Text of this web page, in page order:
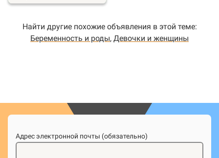
Найти другие похожие объявления в этой теме:
Беременность и роды, Девочки и женщины
Адрес электронной почты (обязательно)